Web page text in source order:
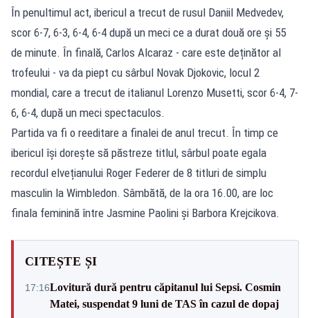
În penultimul act, ibericul a trecut de rusul Daniil Medvedev,
scor 6-7, 6-3, 6-4, 6-4 după un meci ce a durat două ore și 55
de minute. În finală, Carlos Alcaraz - care este deținător al
trofeului - va da piept cu sârbul Novak Djokovic, locul 2
mondial, care a trecut de italianul Lorenzo Musetti, scor 6-4, 7-
6, 6-4, după un meci spectaculos.
Partida va fi o reeditare a finalei de anul trecut. În timp ce
ibericul își dorește să păstreze titlul, sârbul poate egala
recordul elvețianului Roger Federer de 8 titluri de simplu
masculin la Wimbledon. Sâmbătă, de la ora 16.00, are loc
finala feminină între Jasmine Paolini și Barbora Krejcikova.
CITEȘTE ȘI
17:16Lovitură dură pentru căpitanul lui Sepsi. Cosmin
Matei, suspendat 9 luni de TAS în cazul de dopaj